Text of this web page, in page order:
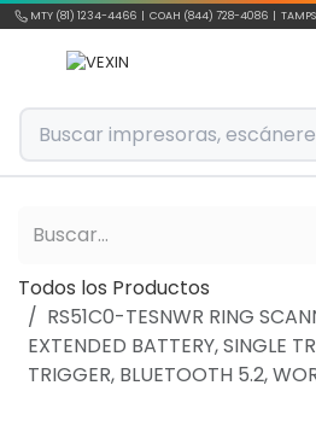
Ir al contenido
MTY (81) 1234-4466 | COAH (844) 728-4086 |
Todos los Productos
RS51C0-TESNWR RING
EXTENDED BATTERY, SINGLE
TRIGGER, BLUETOOTH 5.2,